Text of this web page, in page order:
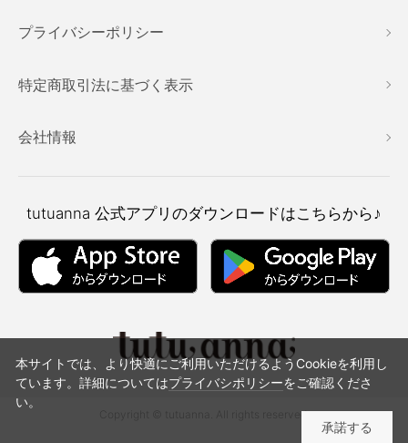
プライバシーポリシー
特定商取引法に基づく表示
会社情報
tutuanna 公式アプリのダウンロードはこちらから♪
Copyright © tutuanna. All rights reserved.
本サイトでは、より快適にご利用いただけるようCookieを利用し
ています。詳細についてはプライバシポリシーをご確認くださ
い。
承諾する